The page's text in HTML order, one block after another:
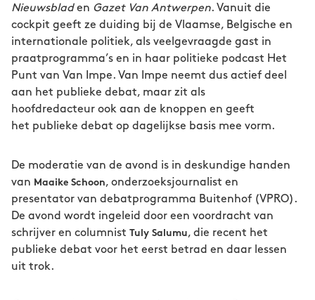
Nieuwsblad en Gazet Van Antwerpen. Vanuit die
cockpit geeft ze duiding bij de Vlaamse, Belgische en
internationale politiek, als veelgevraagde gast in
praatprogramma’s en in haar politieke podcast Het
Punt van Van Impe. Van Impe neemt dus actief deel
aan het publieke debat, maar zit als
hoofdredacteur ook aan de knoppen en geeft
het publieke debat op dagelijkse basis mee vorm.
De moderatie van de avond is in deskundige handen
van
Maaike Schoon, onderzoeksjournalist en
presentator van debatprogramma Buitenhof (VPRO).
De avond wordt ingeleid door een voordracht van
schrijver en columnist Tuly Salumu, die recent het
publieke debat voor het eerst betrad en daar lessen
uit trok.